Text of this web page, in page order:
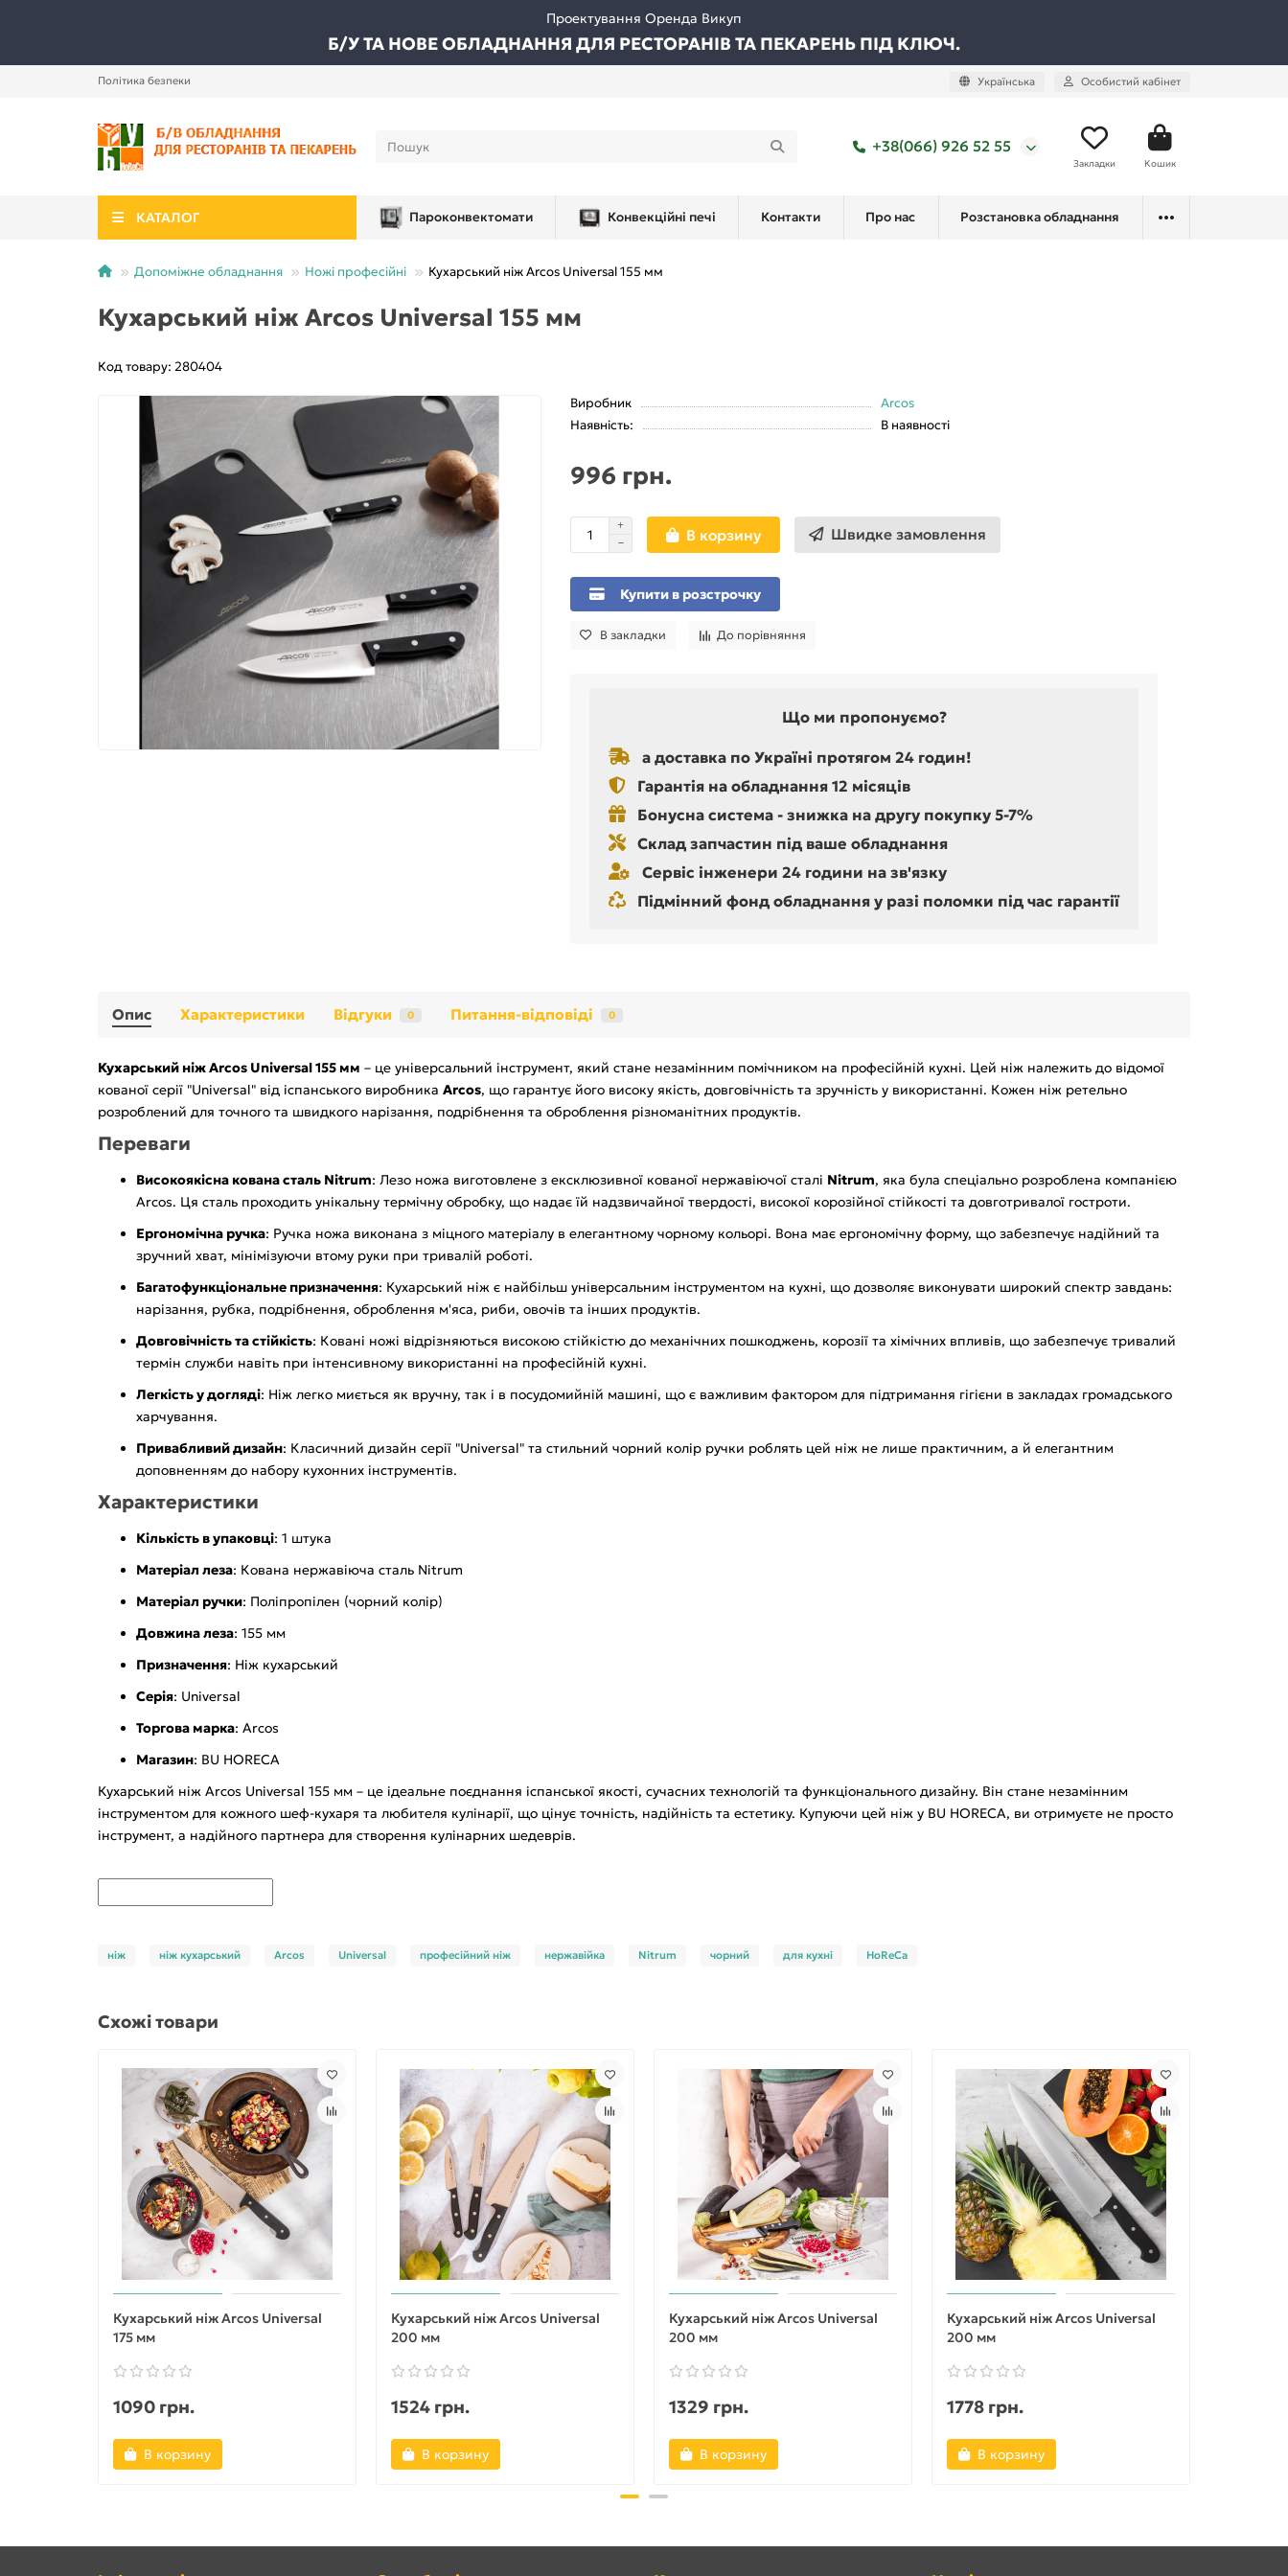
Проектування Оренда Викуп
Б/У ТА НОВЕ ОБЛАДНАННЯ ДЛЯ РЕСТОРАНІВ ТА ПЕКАРЕНЬ ПІД КЛЮЧ.
Політика безпеки Українська Особистий кабінет
+38(066) 926 52 55
Закладки Кошик
КАТАЛОГ Пароконвектомати Конвекційні печі Контакти Про нас Розстановка обладнання
Допоміжне обладнання Ножі професійні Кухарський ніж Arcos Universal 155 мм
Кухарський ніж Arcos Universal 155 мм
Код товару: 280404
Виробник
Arcos
Наявність:
В наявності
996 грн.
В корзину Швидке замовлення
Купити в розстрочку
В закладки До порівняння
Що ми пропонуємо?
а доставка по Україні протягом 24 годин!
Гарантія на обладнання 12 місяців
Бонусна система - знижка на другу покупку 5-7%
Склад запчастин під ваше обладнання
Сервіс інженери 24 години на зв'язку
Підмінний фонд обладнання у разі поломки під час гарантії
Опис Характеристики Відгуки 0 Питання-відповіді 0
Кухарський ніж Arcos Universal 155 мм – це універсальний інструмент, який стане незамінним помічником на професійній кухні. Цей ніж належить до відомої
кованої серії "Universal" від іспанського виробника Arcos, що гарантує його високу якість, довговічність та зручність у використанні. Кожен ніж ретельно
розроблений для точного та швидкого нарізання, подрібнення та оброблення різноманітних продуктів.
Переваги
Високоякісна кована сталь Nitrum: Лезо ножа виготовлене з ексклюзивної кованої нержавіючої сталі Nitrum, яка була спеціально розроблена компанією
Arcos. Ця сталь проходить унікальну термічну обробку, що надає їй надзвичайної твердості, високої корозійної стійкості та довготривалої гостроти.
Ергономічна ручка: Ручка ножа виконана з міцного матеріалу в елегантному чорному кольорі. Вона має ергономічну форму, що забезпечує надійний та
зручний хват, мінімізуючи втому руки при тривалій роботі.
Багатофункціональне призначення: Кухарський ніж є найбільш універсальним інструментом на кухні, що дозволяє виконувати широкий спектр завдань:
нарізання, рубка, подрібнення, оброблення м'яса, риби, овочів та інших продуктів.
Довговічність та стійкість: Ковані ножі відрізняються високою стійкістю до механічних пошкоджень, корозії та хімічних впливів, що забезпечує тривалий
термін служби навіть при інтенсивному використанні на професійній кухні.
Легкість у догляді: Ніж легко миється як вручну, так і в посудомийній машині, що є важливим фактором для підтримання гігієни в закладах громадського
харчування.
Привабливий дизайн: Класичний дизайн серії "Universal" та стильний чорний колір ручки роблять цей ніж не лише практичним, а й елегантним
доповненням до набору кухонних інструментів.
Характеристики
Кількість в упаковці: 1 штука
Матеріал леза: Кована нержавіюча сталь Nitrum
Матеріал ручки: Поліпропілен (чорний колір)
Довжина леза: 155 мм
Призначення: Ніж кухарський
Серія: Universal
Торгова марка: Arcos
Магазин: BU HORECA
Кухарський ніж Arcos Universal 155 мм – це ідеальне поєднання іспанської якості, сучасних технологій та функціонального дизайну. Він стане незамінним
інструментом для кожного шеф-кухаря та любителя кулінарії, що цінує точність, надійність та естетику. Купуючи цей ніж у BU HORECA, ви отримуєте не просто
інструмент, а надійного партнера для створення кулінарних шедеврів.
ніж ніж кухарський Arcos Universal професійний ніж нержавійка Nitrum чорний для кухні HoReCa
Схожі товари
Кухарський ніж Arcos Universal
175 мм
1090 грн.
В корзину
Кухарський ніж Arcos Universal
200 мм
1524 грн.
В корзину
Кухарський ніж Arcos Universal
200 мм
1329 грн.
В корзину
Кухарський ніж Arcos Universal
200 мм
1778 грн.
В корзину